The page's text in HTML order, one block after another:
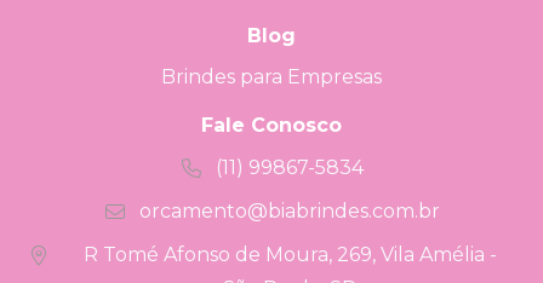
Blog
Brindes para Empresas
Fale Conosco
(11) 99867-5834
orcamento@biabrindes.com.br
R Tomé Afonso de Moura, 269, Vila Amélia -